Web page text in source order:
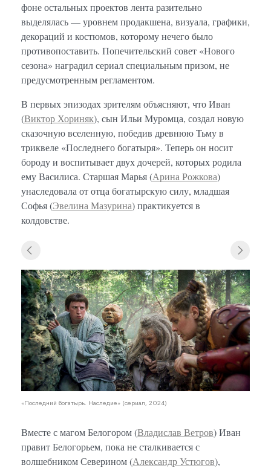
фоне остальных проектов лента разительно
выделялась — уровнем продакшена, визуала, графики,
декораций и костюмов, которому нечего было
противопоставить. Попечительский совет «Нового
сезона» наградил сериал специальным призом, не
предусмотренным регламентом.
В первых эпизодах зрителям объясняют, что Иван
(Виктор Хориняк), сын Ильи Муромца, создал новую
сказочную вселенную, победив древнюю Тьму в
триквеле «Последнего богатыря». Теперь он носит
бороду и воспитывает двух дочерей, которых родила
ему Василиса. Старшая Марья (Арина Рожкова)
унаследовала от отца богатырскую силу, младшая
Софья (Эвелина Мазурина) практикуется в
колдовстве.
«Последний богатырь. Наследие» (сериал, 2024)
Вместе с магом Белогором (Владислав Ветров) Иван
правит Белогорьем, пока не сталкивается с
волшебником Северином (Александр Устюгов),